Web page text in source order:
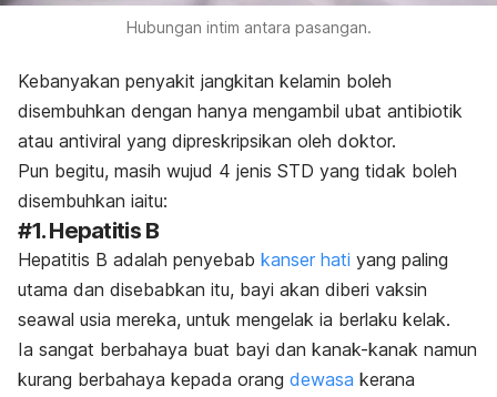
Hubungan intim antara pasangan.
Kebanyakan penyakit jangkitan kelamin boleh
disembuhkan dengan hanya mengambil ubat antibiotik
atau antiviral yang dipreskripsikan oleh doktor.
Pun begitu, masih wujud 4 jenis STD yang tidak boleh
disembuhkan iaitu:
#1. Hepatitis B
Hepatitis B adalah penyebab kanser hati yang paling
utama dan disebabkan itu, bayi akan diberi vaksin
seawal usia mereka, untuk mengelak ia berlaku kelak.
Ia sangat berbahaya buat bayi dan kanak-kanak namun
kurang berbahaya kepada orang dewasa kerana